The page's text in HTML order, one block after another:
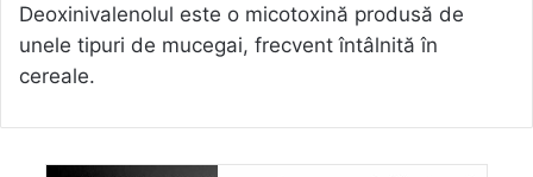
Deoxinivalenolul este o micotoxină produsă de
unele tipuri de mucegai, frecvent întâlnită în
cereale.